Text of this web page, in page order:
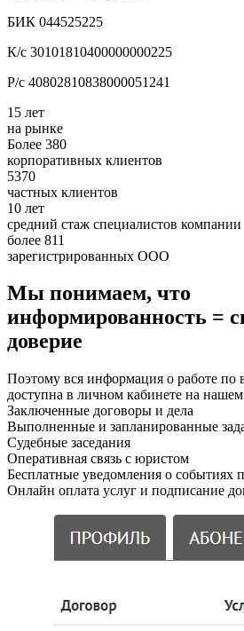
БИК 044525225
К/с 30101810400000000225
Р/с 40802810838000051241
15 лет
на рынке
Более 380
корпоративных клиентов
5370
частных клиентов
10 лет
средний стаж специалистов компании
более 811
зарегистрированных ООО
Мы понимаем, что
информированность =
доверие
Поэтому вся информация о работе по
доступна в личном кабинете на нашем
Заключенные договоры и дела
Выполненные и запланированные
Судебные заседания
Оперативная связь с юристом
Бесплатные уведомления о событиях
Онлайн оплата услуг и подписание